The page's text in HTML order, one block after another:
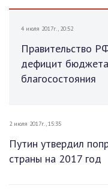
4 июля 2017г., 20:52
Правительство
дефицит
благосостояния
2 июля 2017г., 15:35
Путин утвердил
страны на 2017 год